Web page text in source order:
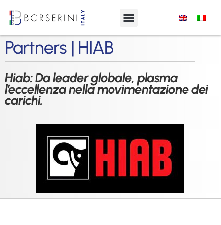
Partners | HIAB
Hiab: Da leader globale, plasma
l’eccellenza nella movimentazione dei
carichi.